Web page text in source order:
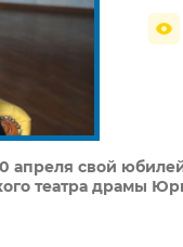
апреля свой
театра драмы